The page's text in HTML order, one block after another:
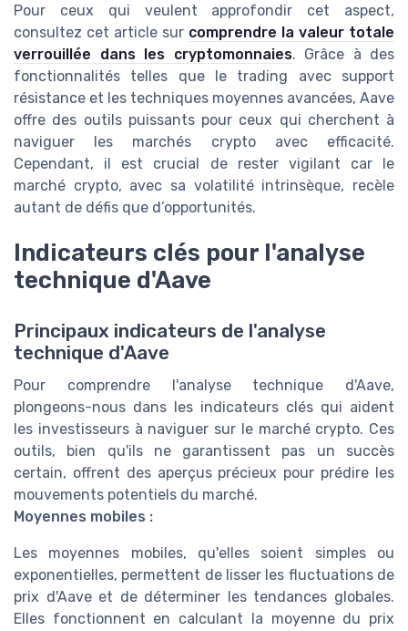
Pour ceux qui veulent approfondir cet aspect,
consultez cet article sur comprendre la valeur totale
verrouillée dans les cryptomonnaies. Grâce à des
fonctionnalités telles que le trading avec support
résistance et les techniques moyennes avancées, Aave
offre des outils puissants pour ceux qui cherchent à
naviguer les marchés crypto avec efficacité.
Cependant, il est crucial de rester vigilant car le
marché crypto, avec sa volatilité intrinsèque, recèle
autant de défis que d’opportunités.
Indicateurs clés pour l'analyse
technique d'Aave
Principaux indicateurs de l'analyse
technique d'Aave
Pour comprendre l'analyse technique d'Aave,
plongeons-nous dans les indicateurs clés qui aident
les investisseurs à naviguer sur le marché crypto. Ces
outils, bien qu'ils ne garantissent pas un succès
certain, offrent des aperçus précieux pour prédire les
mouvements potentiels du marché.
Moyennes mobiles :
Les moyennes mobiles, qu'elles soient simples ou
exponentielles, permettent de lisser les fluctuations de
prix d'Aave et de déterminer les tendances globales.
Elles fonctionnent en calculant la moyenne du prix